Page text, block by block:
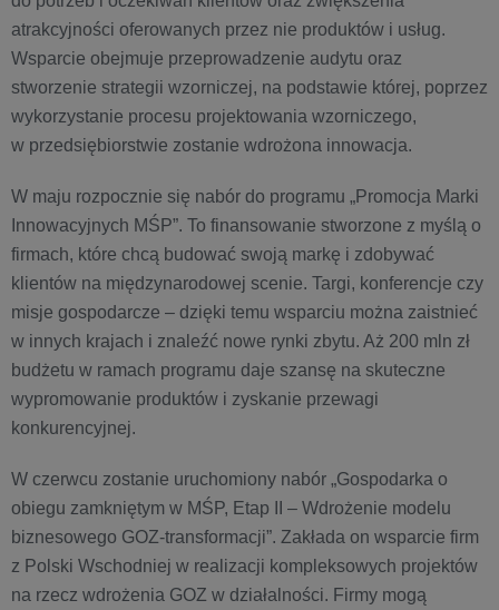
atrakcyjności oferowanych przez nie produktów i usług.
Wsparcie obejmuje przeprowadzenie audytu oraz
stworzenie strategii wzorniczej, na podstawie której, poprzez
wykorzystanie procesu projektowania wzorniczego,
w przedsiębiorstwie zostanie wdrożona innowacja.
W maju rozpocznie się nabór do programu „Promocja Marki
Innowacyjnych MŚP”. To finansowanie stworzone z myślą o
firmach, które chcą budować swoją markę i zdobywać
klientów na międzynarodowej scenie. Targi, konferencje czy
misje gospodarcze – dzięki temu wsparciu można zaistnieć
w innych krajach i znaleźć nowe rynki zbytu. Aż 200 mln zł
budżetu w ramach programu daje szansę na skuteczne
wypromowanie produktów i zyskanie przewagi
konkurencyjnej.
W czerwcu zostanie uruchomiony nabór „Gospodarka o
obiegu zamkniętym w MŚP, Etap II – Wdrożenie modelu
biznesowego GOZ-transformacji”. Zakłada on wsparcie firm
z Polski Wschodniej w realizacji kompleksowych projektów
na rzecz wdrożenia GOZ w działalności. Firmy mogą